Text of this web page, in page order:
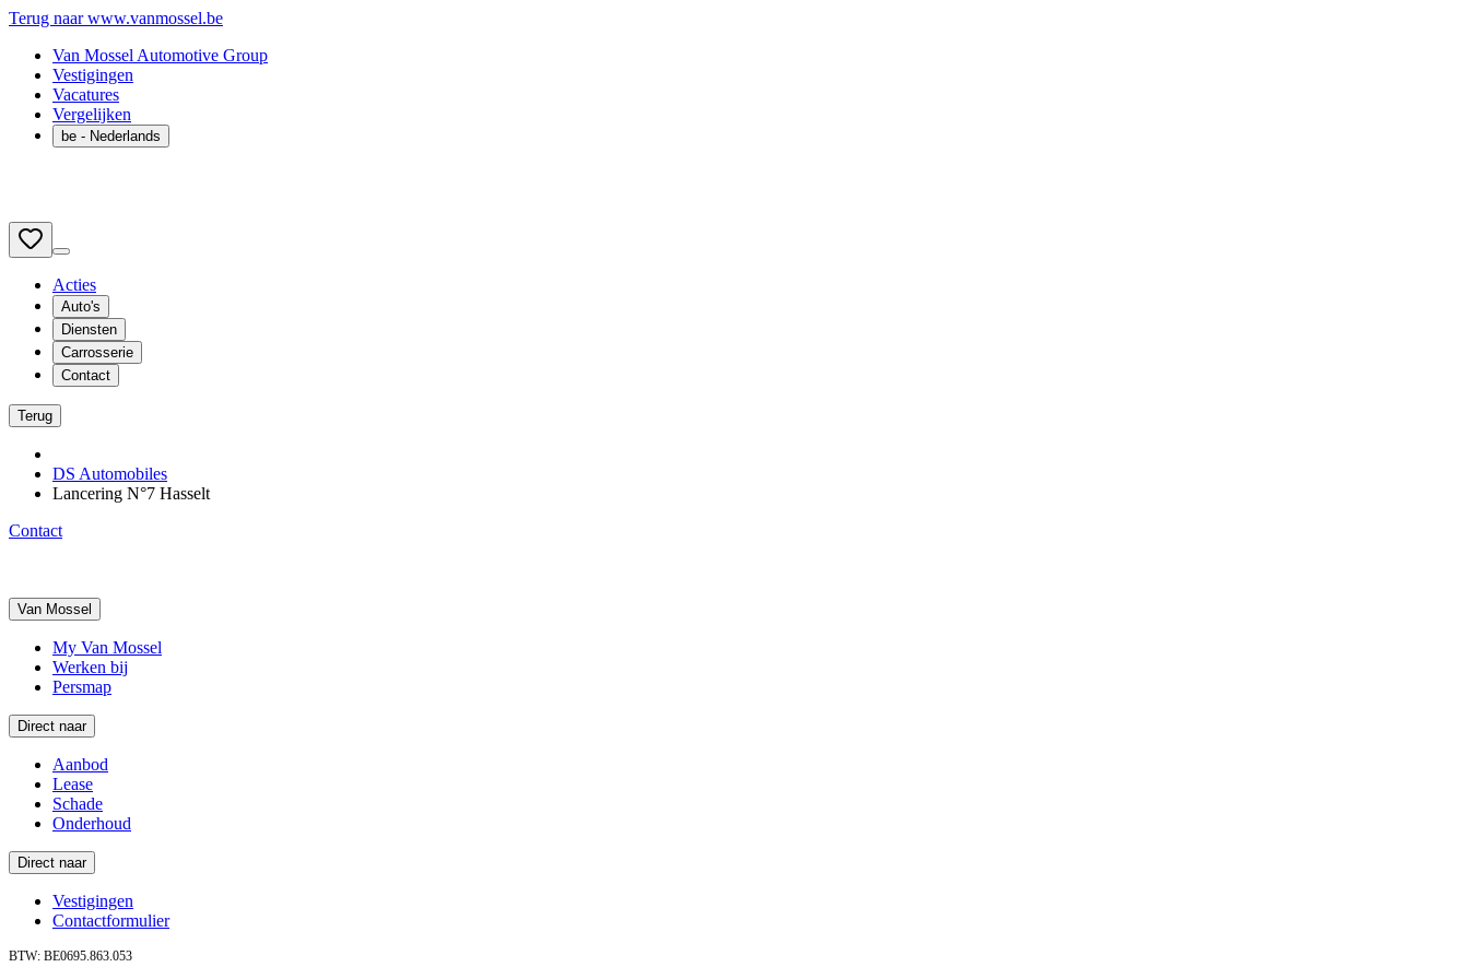
Terug naar www.vanmossel.be
Van Mossel Automotive Group
Vestigingen
Vacatures
Vergelijken
be - Nederlands
Acties
Auto's
Diensten
Carrosserie
Contact
Terug
DS Automobiles
Lancering N°7 Hasselt
Contact
Van Mossel
My Van Mossel
Werken bij
Persmap
Direct naar
Aanbod
Lease
Schade
Onderhoud
Direct naar
Vestigingen
Contactformulier
BTW: BE0695.863.053